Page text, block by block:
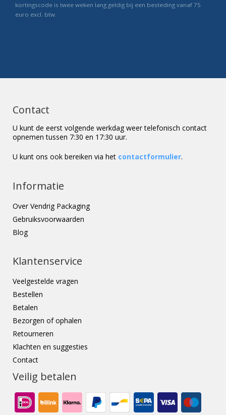
kortingscode is twee weken lang geldig bij een besteding vanaf 75
euro excl. btw.
Contact
U kunt de eerst volgende werkdag weer telefonisch contact
opnemen tussen 7:30 en 17:30 uur.
U kunt ons ook bereiken via het contactformulier.
Informatie
Over Vendrig Packaging
Gebruiksvoorwaarden
Blog
Klantenservice
Veelgestelde vragen
Bestellen
Betalen
Bezorgen of ophalen
Retourneren
Klachten en suggesties
Contact
Veilig betalen